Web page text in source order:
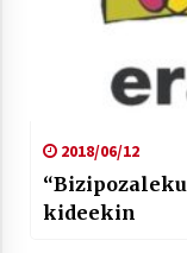
2018/06/12
kideekin